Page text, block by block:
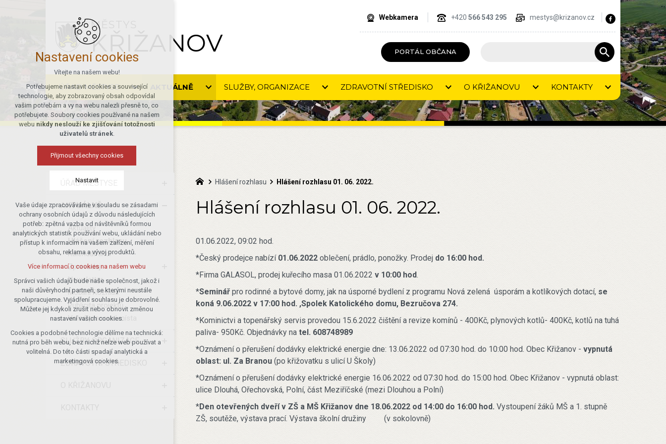
MĚSTYS
KŘIŽANOV
Webkamera +420 566 543 295 mestys@krizanov.cz
PORTÁL OBČANA
ÚŘAD MĚSTYSE AKTUÁLNĚ SLUŽBY, ORGANIZACE ZDRAVOTNÍ STŘEDISKO O KŘIŽANOVU KONTAKTY
ÚŘAD MĚSTYSE
AKTUÁLNĚ
Aktuality
Hlášení rozhlasu
Kalendář akcí
Zpravodaj
Newsletter
Mobilní Rozhlas
Publicita projektů
Volná pracovní místa
SLUŽBY, ORGANIZACE
ZDRAVOTNÍ STŘEDISKO
Hlášení rozhlasu Hlášení rozhlasu 01. 06. 2022.
Hlášení rozhlasu 01. 06. 2022.
01.06.2022, 09:02 hod.
*Český prodejce nabízí 01.06.2022 oblečení, prádlo, ponožky. Prodej do 16:00 hod.
*Firma GALASOL, prodej kuřecího masa 01.06.2022v 10:00 hod.
*Seminář pro rodinné a bytové domy, jak na úsporné bydlení z programu Nová zelená úsporám a kotlíkových dotací, se
koná 9.06.2022 v 17:00 hod. ,Spolek Katolického domu, Bezručova 274.
*Kominictvi a topenářský servis provedou 15.6.2022 čištění a revize komínů - 400Kč, plynových kotlů- 400Kč, kotlů na tuhá
paliva- 950Kč. Objednávky na tel. 608748989
*Oznámení o přerušení dodávky elektrické energie dne: 13.06.2022 od 07:30 hod. do 10:00 hod. Obec Křižanov - vypnutá
oblast: ul. Za Branou (po křižovatku s ulicí U Školy)
*Oznámení o přerušení dodávky elektrické energie 16.06.2022 od 07:30 hod. do 15:00 hod. Obec Křižanov - vypnutá oblast:
ulice Dlouhá, Ořechovská, Polní, část Meziříčské (mezi Dlouhou a Polní)
*Den otevřených dveří v ZŠ a MŠ Křižanov dne 18.06.2022 od 14:00 do 16:00 hod. Vystoupení žáků MŠ a 1. stupně
ZŠ, soutěže, výstava prací. Výstava školní družiny (v sokolovně)
Nastavení cookies
Vítejte na našem webu!
Potřebujeme nastavit cookies a související
technologie, aby zobrazovaný obsah odpovídal
vašim potřebám a vy na webu nalezli přesně to, co
potřebujete. Soubory cookies používané na našem
webu nikdy neslouží ke zjišťování totožnosti
uživatelů stránek.
Přijmout všechny cookies
Nastavit
Technická cookies
nutná pro provozování webu
udržení kontextu stránek (session):
případná přihlášení, volby jazyka, apod.
Volitelná cookies
analytická pro anonymizované
vyhodnocení návštěvnosti
marketingová cookies (Google)
Více informací o cookies na našem webu
Přijmout všechny cookies
Odmítnout vše
Vaše údaje zpracováváme v souladu se zásadami
ochrany osobních údajů z důvodu následujících
potřeb: zpětná vazba od návštěvníků formou
analytických statistik používání webu, ukládání nebo
přístup k informacím na vašem zařízení, měření
obsahu, reklama a vývoj produktů.
Více informací o cookies na našem webu
Správci vašich údajů bude naše společnost, jakož i
naši důvěryhodní partneři, se kterými neustále
spolupracujeme. Vyjádření souhlasu je dobrovolné.
Můžete jej kdykoli zrušit nebo obnovit změnou
nastavení vašich cookies.
Cookies a podobné technologie dělíme na technická:
nutná pro běh webu, bez nichž nelze web používat a
volitelná. Do této části spadají analytická a
marketingová cookies.